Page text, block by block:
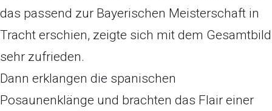
das passend zur Bayerischen Meisterschaft in
Tracht erschien, zeigte sich mit dem Gesamtbild
sehr zufrieden.
Dann erklangen die spanischen
Posaunenklänge und brachten das Flair einer